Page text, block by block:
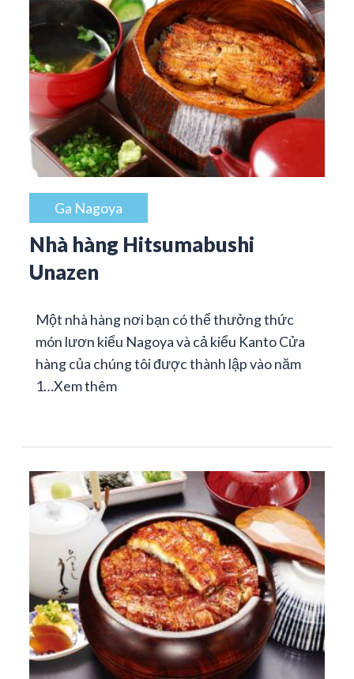
Ga Nagoya
Nhà hàng Hitsumabushi
Unazen
Một nhà hàng nơi bạn có thể thưởng thức
món lươn kiểu Nagoya và cả kiểu Kanto Cửa
hàng của chúng tôi được thành lập vào năm
1…Xem thêm